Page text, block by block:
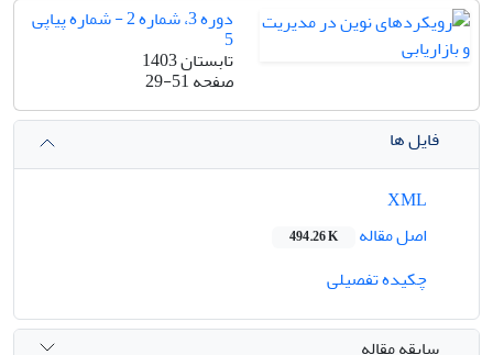
دوره 3، شماره 2 - شماره پیاپی
5
تابستان 1403
صفحه29-51
فایل ها
اصل مقاله
494.26 K
چکیده تفصیلی